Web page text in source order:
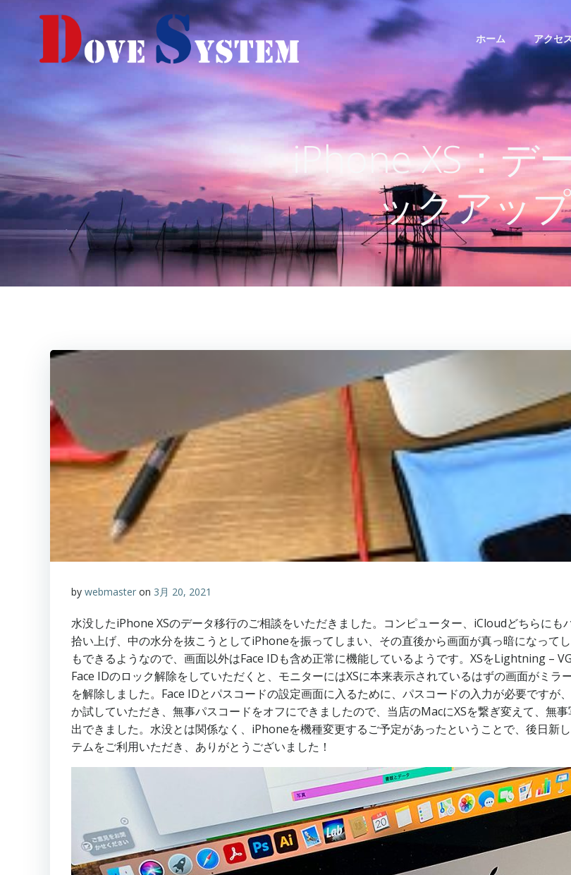
プ
ホーム アクセ
iPhone XS：デ
ックアップ
by webmaster on 3月 20, 2021
水没したiPhone XSのデータ移行のご相談をいただきました。コンピューター、iCloudどちらにも
拾い上げ、中の水分を抜こうとしてiPhoneを振ってしまい、その直後から画面が真っ暗になって
もできるようなので、画面以外はFace IDも含め正常に機能しているようです。XSをLightning –
Face IDのロック解除をしていただくと、モニターにはXSに本来表示されているはずの画面がミ
を解除しました。Face IDとパスコードの設定画面に入るために、パスコードの入力が必要です
か試していただき、無事パスコードをオフにできましたので、当店のMacにXSを繋ぎ変えて、無
出できました。水没とは関係なく、iPhoneを機種変更するご予定があったということで、後日新
テムをご利用いただき、ありがとうございました！